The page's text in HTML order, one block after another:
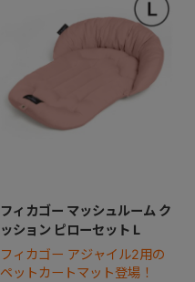
フィカゴー マッシュルーム ク
ッション ピローセット L
フィカゴー アジャイル2用の
ペットカートマット登場！